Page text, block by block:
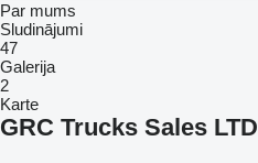
Par mums
Sludinājumi
47
Galerija
2
Karte
GRC Trucks Sales LTD